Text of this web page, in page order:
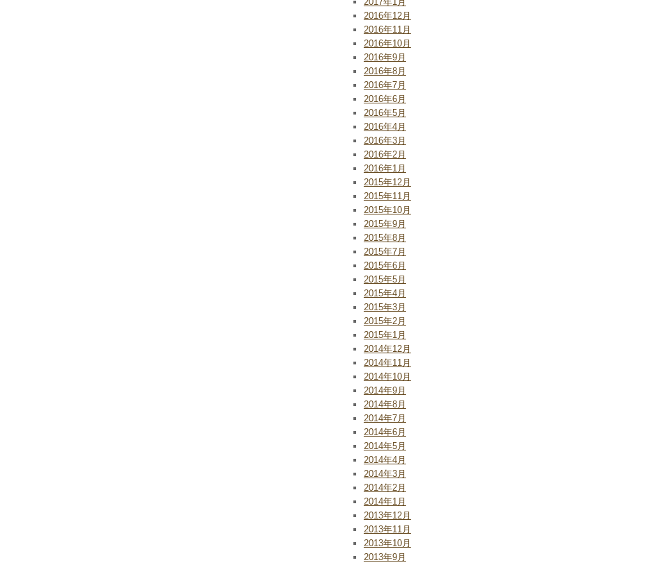
2016年12月
2016年11月
2016年10月
2016年9月
2016年8月
2016年7月
2016年6月
2016年5月
2016年4月
2016年3月
2016年2月
2016年1月
2015年12月
2015年11月
2015年10月
2015年9月
2015年8月
2015年7月
2015年6月
2015年5月
2015年4月
2015年3月
2015年2月
2015年1月
2014年12月
2014年11月
2014年10月
2014年9月
2014年8月
2014年7月
2014年6月
2014年5月
2014年4月
2014年3月
2014年2月
2014年1月
2013年12月
2013年11月
2013年10月
2013年9月